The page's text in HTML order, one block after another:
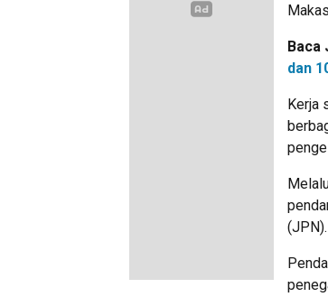
Baca
dan
Kerja
(JPN).